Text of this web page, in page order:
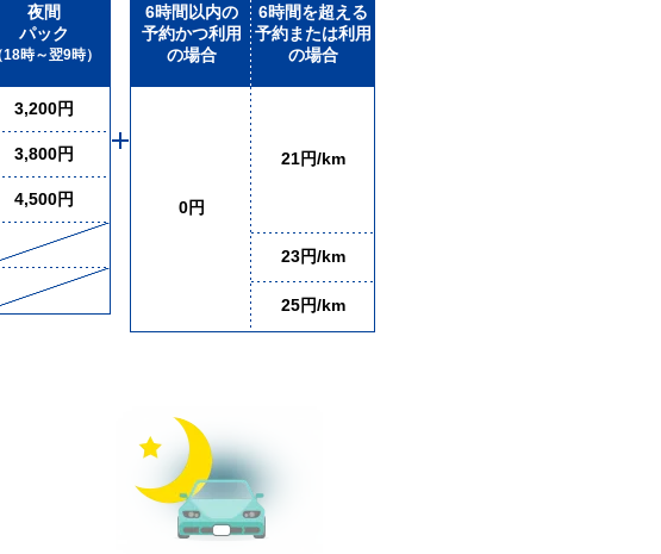
夜間
パック
18時～翌9時）
3,200円
3,800円
4,500円
6時間以内の
予約かつ利用
の場合
6時間を超える
予約または利用
の場合
0円
21円/km
23円/km
25円/km